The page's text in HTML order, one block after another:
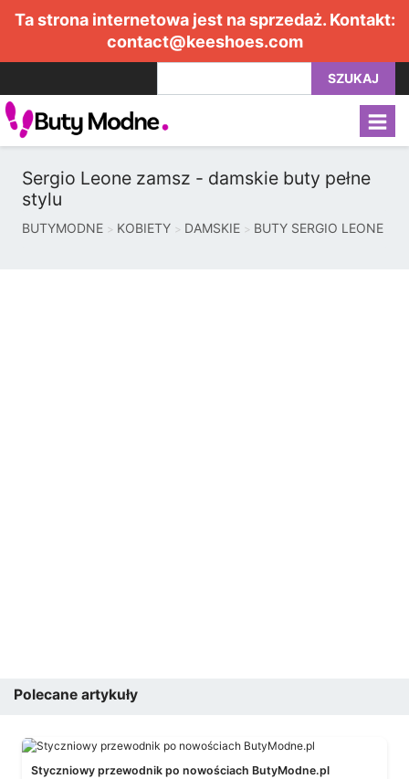
Ta strona internetowa jest na sprzedaż. Kontakt:
contact@keeshoes.com
SZUKAJ
Sergio Leone zamsz - damskie buty pełne
stylu
BUTYMODNE KOBIETY DAMSKIE BUTY SERGIO LEONE
Polecane artykuły
Styczniowy przewodnik po nowościach ButyModne.pl